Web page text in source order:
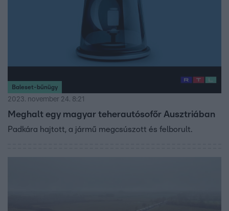
Baleset-bűnügy
2023. november 24. 8:21
Meghalt egy magyar teherautósofőr Ausztriában
Padkára hajtott, a jármű megcsúszott és felborult.